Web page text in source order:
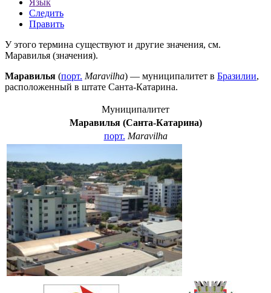
Следить
Править
У этого термина существуют и другие значения, см.
Маравилья (значения).
Маравилья (порт. Maravilha) — муниципалитет в Бразилии,
расположенный в штате Санта-Катарина.
Муниципалитет
Маравилья (Санта-Катарина)
порт. Maravilha